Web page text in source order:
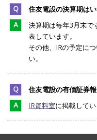
Q
住友電設の決算期はい
A
決算期は毎年3月末で
表しています。
その他、IRの予定につ
い。
Q
住友電設の有価証券
A
IR資料室に掲載してい